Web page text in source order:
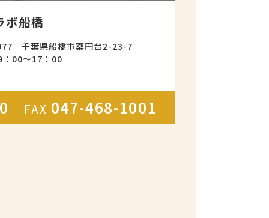
ボ船橋
千葉県船橋市薬円台2-23-7
：00～17：00
FAX 047-468-1001